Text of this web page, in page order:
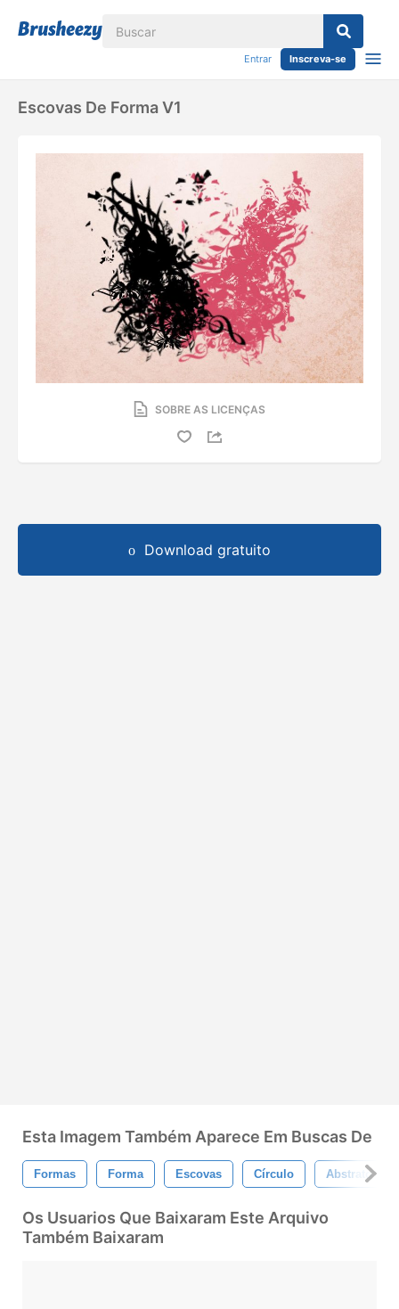
Entrar Inscreva-se
Escovas De Forma V1
SOBRE AS LICENÇAS
Download gratuito
Esta Imagem Também Aparece Em Buscas De
Formas Forma Escovas Círculo Abstrato
Os Usuarios Que Baixaram Este Arquivo
Também Baixaram